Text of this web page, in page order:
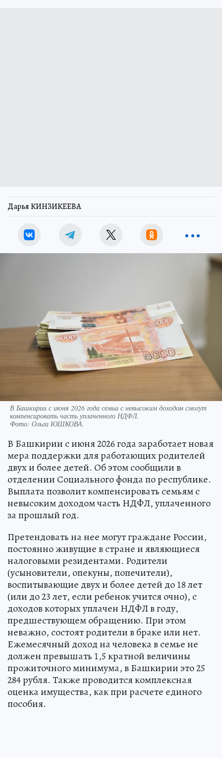
Дарья КИНЗИКЕЕВА
В Башкирии с июня 2026 года семьи с невысоким доходом смогут
компенсировать часть уплаченного НДФЛ.
Фото: Ольга ЮШКОВА.
В Башкирии с июня 2026 года заработает новая
мера поддержки для работающих родителей
двух и более детей. Об этом сообщили в
отделении Социального фонда по республике.
Выплата позволит компенсировать семьям с
невысоким доходом часть НДФЛ, уплаченного
за прошлый год.
Претендовать на нее могут граждане России,
постоянно живущие в стране и являющиеся
налоговыми резидентами. Родители
(усыновители, опекуны, попечители),
воспитывающие двух и более детей до 18 лет
(или до 23 лет, если ребенок учится очно), с
доходов которых уплачен НДФЛ в году,
предшествующем обращению. При этом
неважно, состоят родители в браке или нет.
Ежемесячный доход на человека в семье не
должен превышать 1,5 кратной величины
прожиточного минимума, в Башкирии это 25
284 рубля. Также проводится комплексная
оценка имущества, как при расчете единого
пособия.